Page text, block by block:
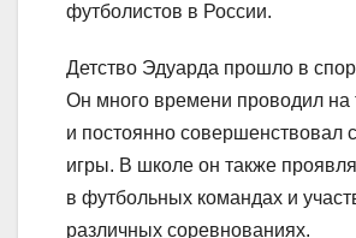
футболистов в России.
Детство Эдуарда прошло в
Он много времени проводил на
и постоянно совершенствовал
игры. В школе он также
в футбольных командах и
различных соревнованиях.